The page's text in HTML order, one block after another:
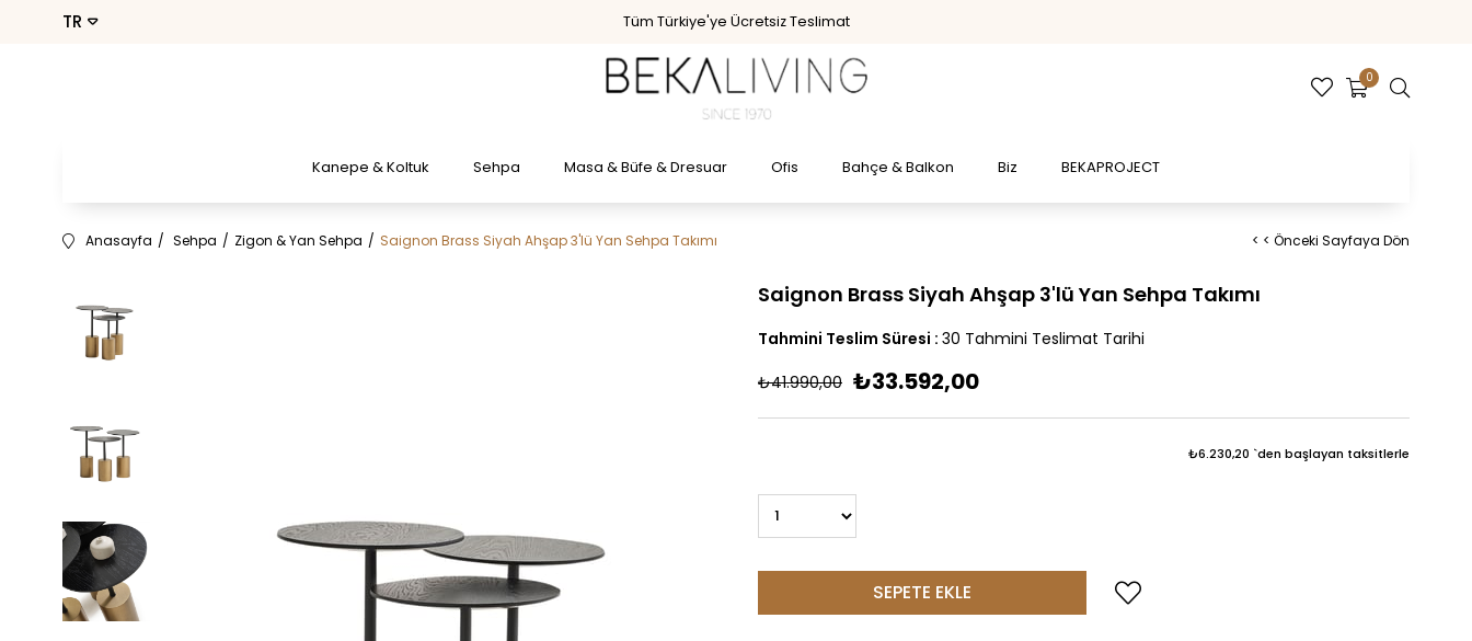
Tüm Türkiye'ye Ücretsiz Teslimat
0
Kanepe & Koltuk Sehpa Masa & Büfe & Dresuar Ofis Bahçe & Balkon Biz BEKAPROJECT
Anasayfa Sehpa Zigon & Yan Sehpa Saignon Brass Siyah Ahşap 3'lü Yan Sehpa Takımı < < Önceki Sayfaya Dön
Saignon Brass Siyah Ahşap 3'lü Yan Sehpa Takımı
Tahmini Teslim Süresi : 30 Tahmini Teslimat Tarihi
₺41.990,00 ₺33.592,00
₺6.230,20 `den başlayan taksitlerle